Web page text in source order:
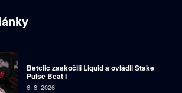
Betclic zaskočili Liquid a ovládli Stake
Pulse Beat I
6. 8. 2026